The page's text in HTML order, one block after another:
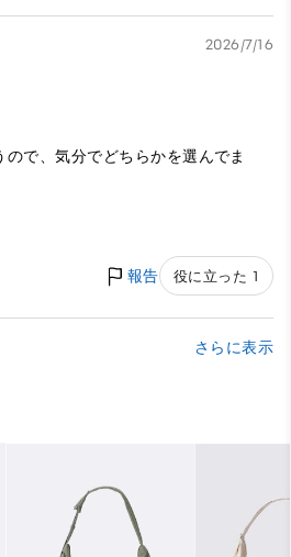
2026/7/16
で、気分でどちらかを選んでま
報告 役に立った 1
さらに表示